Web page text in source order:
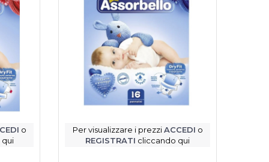
o
Per visualizzare i prezziACCEDI o
REGISTRATI cliccando qui